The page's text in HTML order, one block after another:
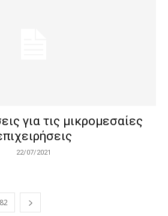
για τις μικρομεσαίες
22/07/2021
82